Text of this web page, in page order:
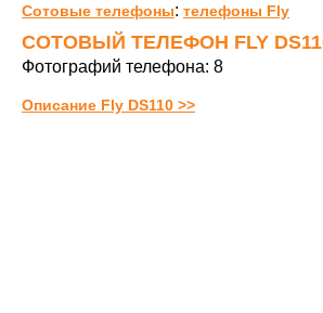
Сотовые телефоны: телефоны Fly
СОТОВЫЙ ТЕЛЕФОН FLY
Фотографий телефона: 8
Описание Fly DS110 >>